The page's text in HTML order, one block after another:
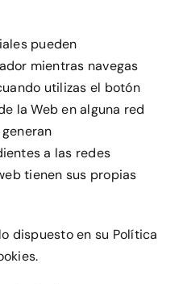
pueden
mientras navegas
utilizas el botón
la Web en alguna red
a las redes
tienen sus propias
dispuesto en su Política